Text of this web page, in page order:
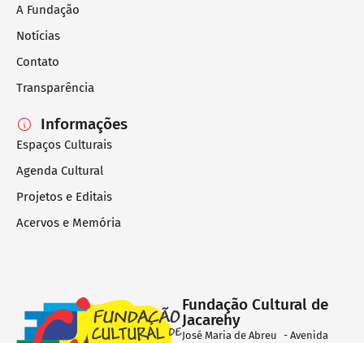
A Fundação
Notícias
Contato
Transparência
Informações
Espaços Culturais
Agenda Cultural
Projetos e Editais
Acervos e Memória
Fundação Cultural de
Jacarehy
José Maria de Abreu - Avenida